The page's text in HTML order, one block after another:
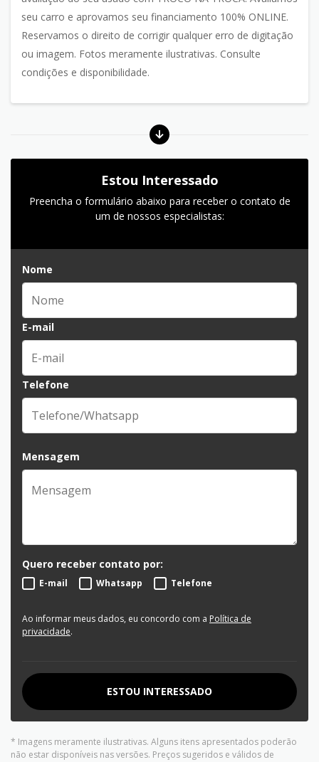
seu carro e aprovamos seu financiamento 100% ONLINE.
Reservamos o direito de corrigir qualquer erro de digitação
ou imagem. Fotos meramente ilustrativas. Consulte
condições e disponibilidade.
Estou Interessado
Preencha o formulário abaixo para receber o contato de
um de nossos especialistas:
Nome
E-mail
Telefone
Mensagem
Quero receber contato por:
E-mail Whatsapp Telefone
Ao informar meus dados, eu concordo com a Política de
privacidade.
ESTOU INTERESSADO
* Imagens meramente ilustrativas. Alguns itens apresentados poderão
não estar disponíveis nas versões. Preços sugeridos e válidos de